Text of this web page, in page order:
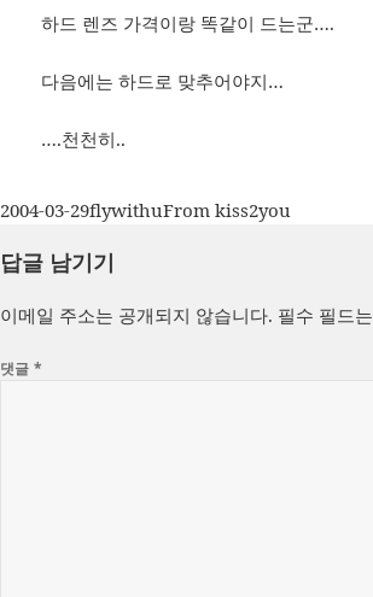
하드 렌즈 가격이랑 똑같이 드는군….
다음에는 하드로 맞추어야지…
….천천히..
작
일
2004-03-29글
이
flywithu카
From kiss2you
답글 남기기
이메일 주소는 공개되지 않습니다. 필수 필드는
댓글*